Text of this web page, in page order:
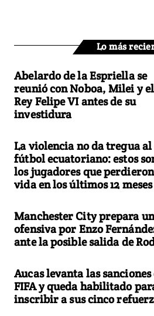
Lo más
Abelardo de la Espriella se
reunió con Noboa, Milei y el
Rey Felipe VI antes de su
investidura
La violencia no da tregua al
fútbol ecuatoriano: estos
los jugadores que
vida en los últimos 12 meses
Manchester City prepara
ofensiva por Enzo
ante la posible salida de
Aucas levanta las sanciones
FIFA y queda habilitado
inscribir a sus cinco